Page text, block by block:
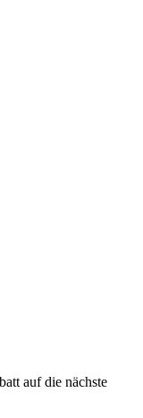
auf die nächste